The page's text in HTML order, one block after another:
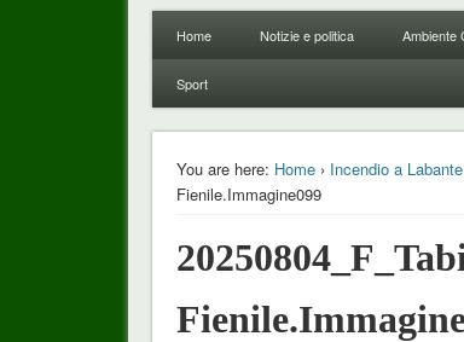
Home Notizie e politica Ambiente
Sport
You are here: Home› Incendio a
Fienile.Immagine099